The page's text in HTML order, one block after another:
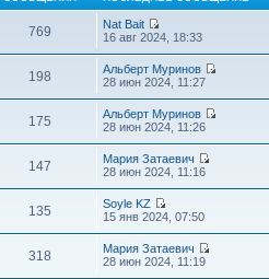
769
Nat Bait
16 авг 2024, 18:33
198
Альберт Муринов
28 июн 2024, 11:27
175
Альберт Муринов
28 июн 2024, 11:26
147
Мария Затаевич
28 июн 2024, 11:16
135
Soyle KZ
15 янв 2024, 07:50
318
Мария Затаевич
28 июн 2024, 11:19